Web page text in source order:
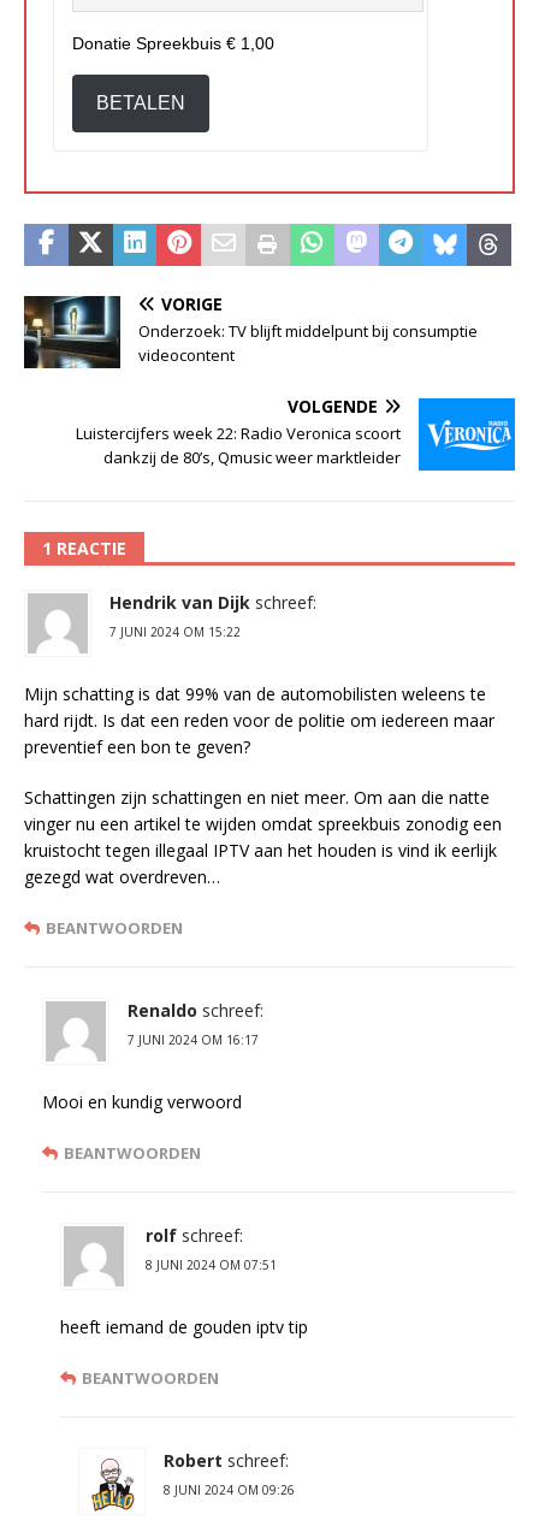
Donatie Spreekbuis € 1,00
BETALEN
VORIGE
Onderzoek: TV blijft middelpunt bij consumptie
videocontent
VOLGENDE
Luistercijfers week 22: Radio Veronica scoort
dankzij de 80’s, Qmusic weer marktleider
1 REACTIE
Hendrik van Dijk schreef:
7 JUNI 2024 OM 15:22
Mijn schatting is dat 99% van de automobilisten weleens te
hard rijdt. Is dat een reden voor de politie om iedereen maar
preventief een bon te geven?
Schattingen zijn schattingen en niet meer. Om aan die natte
vinger nu een artikel te wijden omdat spreekbuis zonodig een
kruistocht tegen illegaal IPTV aan het houden is vind ik eerlijk
gezegd wat overdreven…
BEANTWOORDEN
Renaldo schreef:
7 JUNI 2024 OM 16:17
Mooi en kundig verwoord
BEANTWOORDEN
rolf schreef:
8 JUNI 2024 OM 07:51
heeft iemand de gouden iptv tip
BEANTWOORDEN
Robert schreef:
8 JUNI 2024 OM 09:26